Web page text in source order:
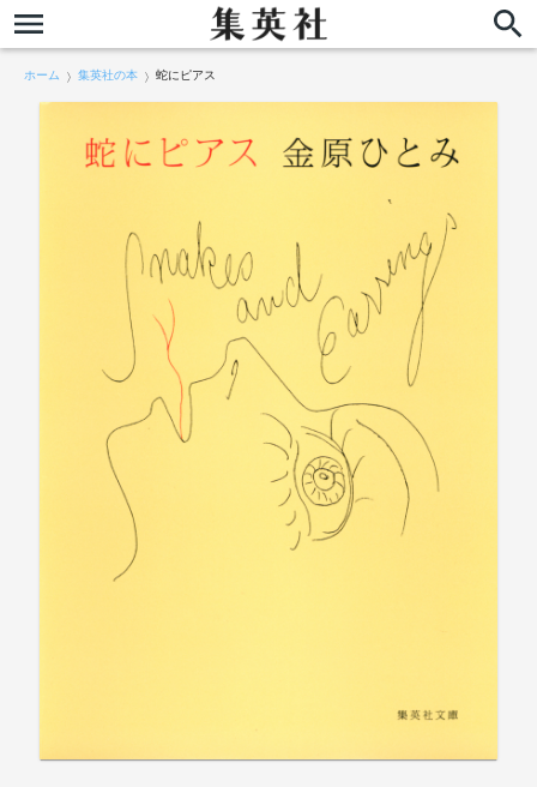
ホーム 集英社の本 蛇にピアス